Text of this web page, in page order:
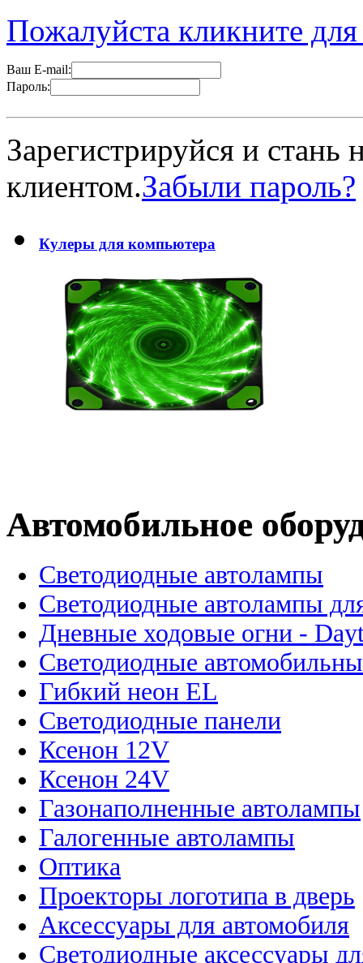
Пожалуйста кликните
Ваш E-mail:
Пароль:
Зарегистрируйся и
клиентом.Забыли пароль?
Кулеры для компьютера
Автомобильное
Светодиодные автолампы
Светодиодные автолампы
Дневные ходовые огни -
Светодиодные
Гибкий неон EL
Светодиодные панели
Ксенон 12V
Ксенон 24V
Газонаполненные автолампы
Галогенные автолампы
Оптика
Проекторы логотипа в дверь
Аксессуары для автомобиля
Светодиодные аксессуары